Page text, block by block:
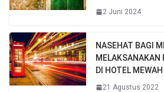
2 Juni 2024
NASEHAT BAGI
MELAKSANAKAN
DI HOTEL MEWAH
21 Agustus 2022